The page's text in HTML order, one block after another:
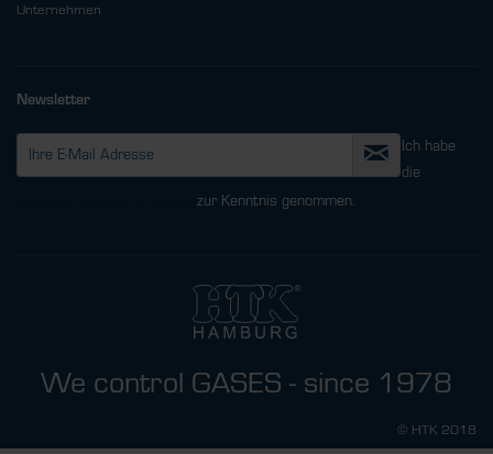
Unternehmen
Newsletter
Ich habe
die
zur Kenntnis genommen.
We control GASES - since 1978
© HTK 2018